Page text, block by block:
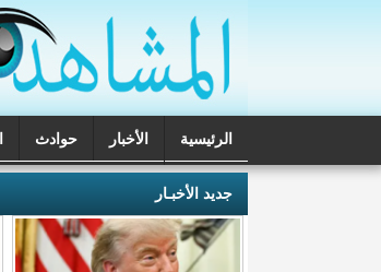
الرئيسية الأخبار حوادث
تحقيقات
جديد الأخبـار